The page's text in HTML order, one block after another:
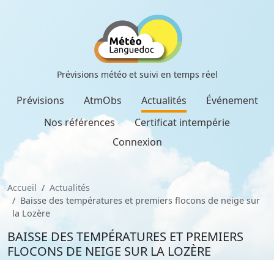
Prévisions météo et suivi en temps réel
Prévisions AtmObs Actualités
Événement
Nos références
Certificat intempérie
Connexion
Accueil
Actualités
Baisse des températures et premiers flocons de neige sur
la Lozère
BAISSE DES TEMPÉRATURES ET PREMIERS
FLOCONS DE NEIGE SUR LA LOZÈRE